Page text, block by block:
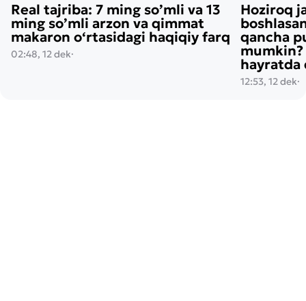
Real tajriba: 7 ming so’mli va 13
ming so’mli arzon va qimmat
makaron o‘rtasidagi haqiqiy farq
02:48, 12 dek·
Hoziroq
qancha
mumkin?
hayratda
12:53, 12 dek·